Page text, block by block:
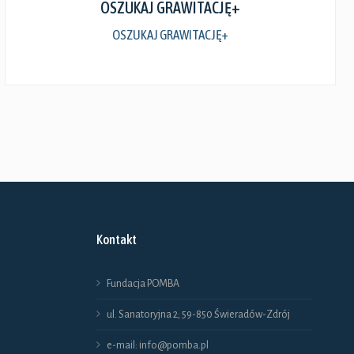
OSZUKAJ GRAWITACJĘ+
OSZUKAJ GRAWITACJĘ+
Kontakt
Fundacja POMBA
ul. Sanatoryjna 2; 59-850 Świeradów-Zdrój
e-mail: info@pomba.pl